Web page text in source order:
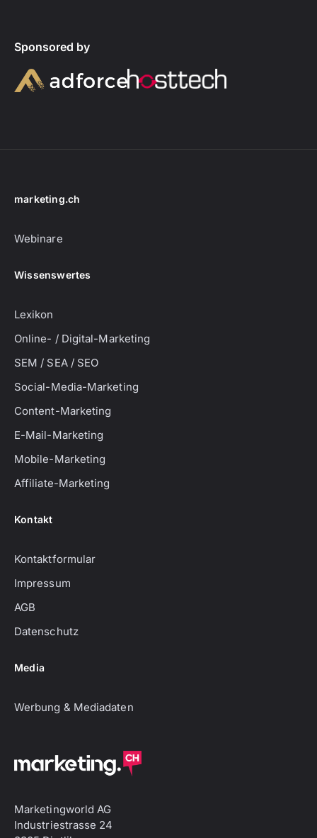
Sponsored by
marketing.ch
Webinare
Wissenswertes
Lexikon
Online- / Digital-Marketing
SEM / SEA / SEO
Social-Media-Marketing
Content-Marketing
E-Mail-Marketing
Mobile-Marketing
Affiliate-Marketing
Kontakt
Kontaktformular
Impressum
AGB
Datenschutz
Media
Werbung & Mediadaten
Marketingworld AG
Industriestrasse 24